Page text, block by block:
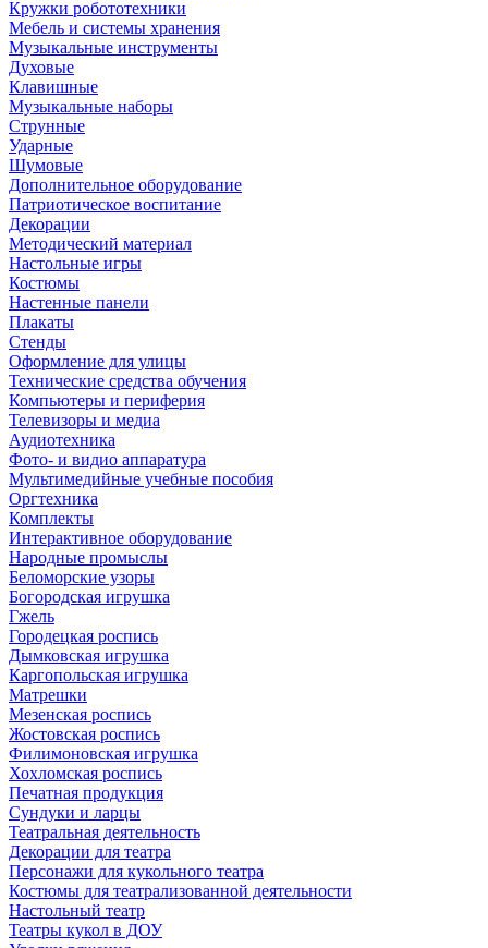
Кружки робототехники
Мебель и системы хранения
Музыкальные инструменты
Духовые
Клавишные
Музыкальные наборы
Струнные
Ударные
Шумовые
Дополнительное оборудование
Патриотическое воспитание
Декорации
Методический материал
Настольные игры
Костюмы
Настенные панели
Плакаты
Стенды
Оформление для улицы
Технические средства обучения
Компьютеры и периферия
Телевизоры и медиа
Аудиотехника
Фото- и видио аппаратура
Мультимедийные учебные пособия
Оргтехника
Комплекты
Интерактивное оборудование
Народные промыслы
Беломорские узоры
Богородская игрушка
Гжель
Городецкая роспись
Дымковская игрушка
Каргопольская игрушка
Матрешки
Мезенская роспись
Жостовская роспись
Филимоновская игрушка
Хохломская роспись
Печатная продукция
Сундуки и ларцы
Театральная деятельность
Декорации для театра
Персонажи для кукольного театра
Костюмы для театрализованной деятельности
Настольный театр
Театры кукол в ДОУ